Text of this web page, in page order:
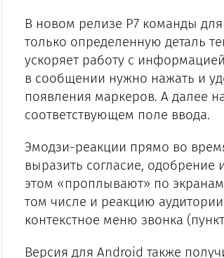
В новом релизе Р7 команды
только определенную деталь
ускоряет работу с
в сообщении нужно нажать и
появления маркеров. А далее
соответствующем поле ввода.
Эмодзи-реакции прямо во
выразить согласие,
этом «проплывают» по экранам
том числе и реакцию
контекстное меню звонка
Версия для Android также